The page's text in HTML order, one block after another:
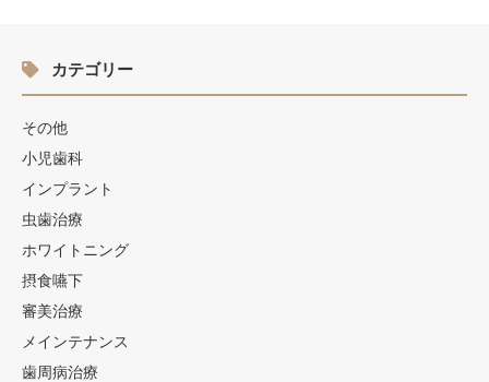
カテゴリー
その他
小児歯科
インプラント
虫歯治療
ホワイトニング
摂食嚥下
審美治療
メインテナンス
歯周病治療